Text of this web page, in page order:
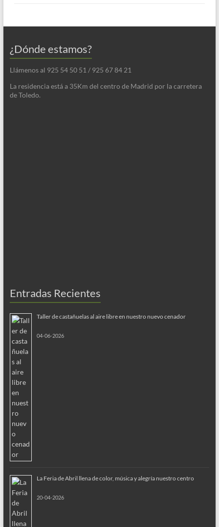
¿Dónde estamos?
Llámenos al 925 54 50 51 / 925 67 84 21
La residencia está a 35Km del centro de Madrid por la carretera
de Toledo.
Entradas Recientes
Taller de castañuelas al aire libre en nuestro nuevo cenador
04-06-2026
La Feria de Abril llena de color, música y alegría nuestro centro
20-04-2026